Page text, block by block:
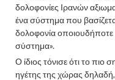
δολοφονίες Ιρανών
ένα σύστημα που
δολοφονία οποιουδήποτε
σύστημα».
Ο ίδιος τόνισε ότι το
ηγέτης της χώρας